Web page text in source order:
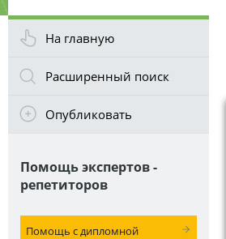
На главную
Расширенный поиск
Опубликовать
Помощь экспертов -
репетиторов
Помощь с дипломной